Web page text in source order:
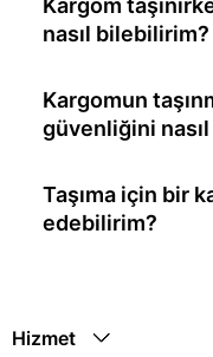
Kargom
nasıl bilebilirim?
Kargomun
güvenliğini
Taşıma için bir
edebilirim?
Hizmet